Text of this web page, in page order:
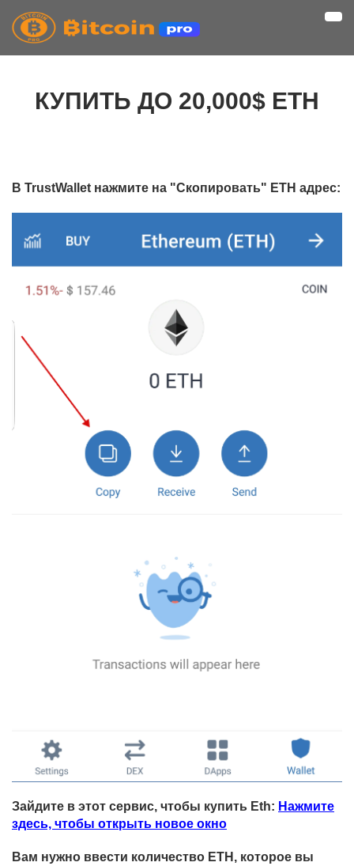
КУПИТЬ ДО 20,000$ ETH
В TrustWallet нажмите на "Скопировать" ETH адрес:
Зайдите в этот сервис, чтобы купить Eth: Нажмите
здесь, чтобы открыть новое окно
Вам нужно ввести количество ETH, которое вы